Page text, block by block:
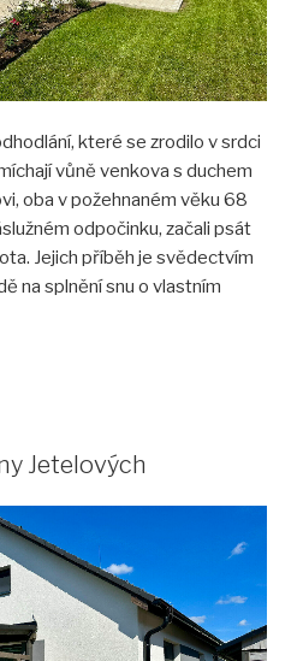
které se zrodilo v srdci
vůně venkova s duchem
oba v požehnaném věku 68
odpočinku, začali psát
Jejich příběh je svědectvím
na splnění snu o vlastním
Jetelových